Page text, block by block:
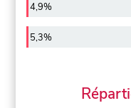
4,9%
5,3%